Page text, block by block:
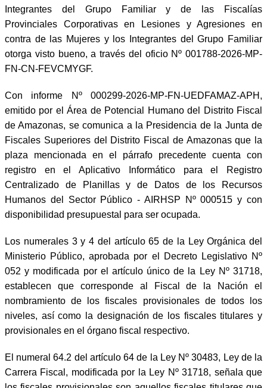
Integrantes del Grupo Familiar y de las Fiscalías
Provinciales Corporativas en Lesiones y Agresiones en
contra de las Mujeres y los Integrantes del Grupo Familiar
otorga visto bueno, a través del oficio Nº 001788-2026-MP-
FN-CN-FEVCMYGF.
Con informe Nº 000299-2026-MP-FN-UEDFAMAZ-APH,
emitido por el Área de Potencial Humano del Distrito Fiscal
de Amazonas, se comunica a la Presidencia de la Junta de
Fiscales Superiores del Distrito Fiscal de Amazonas que la
plaza mencionada en el párrafo precedente cuenta con
registro en el Aplicativo Informático para el Registro
Centralizado de Planillas y de Datos de los Recursos
Humanos del Sector Público - AIRHSP Nº 000515 y con
disponibilidad presupuestal para ser ocupada.
Los numerales 3 y 4 del artículo 65 de la Ley Orgánica del
Ministerio Público, aprobada por el Decreto Legislativo Nº
052 y modificada por el artículo único de la Ley Nº 31718,
establecen que corresponde al Fiscal de la Nación el
nombramiento de los fiscales provisionales de todos los
niveles, así como la designación de los fiscales titulares y
provisionales en el órgano fiscal respectivo.
El numeral 64.2 del artículo 64 de la Ley Nº 30483, Ley de la
Carrera Fiscal, modificada por la Ley Nº 31718, señala que